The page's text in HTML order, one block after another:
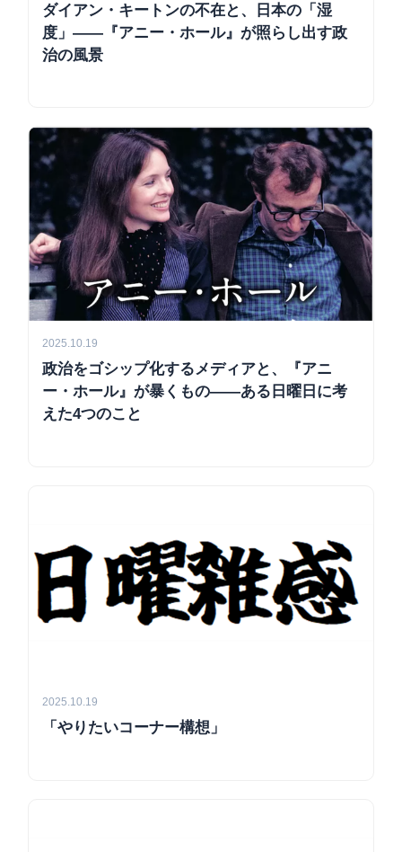
ダイアン・キートンの不在と、日本の「湿
度」――『アニー・ホール』が照らし出す政
治の風景
2025.10.19
政治をゴシップ化するメディアと、『アニ
ー・ホール』が暴くもの——ある日曜日に考
えた4つのこと
2025.10.19
「やりたいコーナー構想」